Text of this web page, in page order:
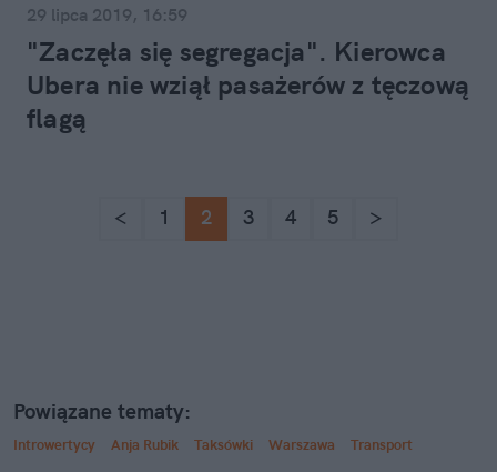
29 lipca 2019, 16:59
"Zaczęła się segregacja". Kierowca
Ubera nie wziął pasażerów z tęczową
flagą
< 1 2 3 4 5 >
Powiązane tematy:
Introwertycy Anja Rubik Taksówki Warszawa Transport